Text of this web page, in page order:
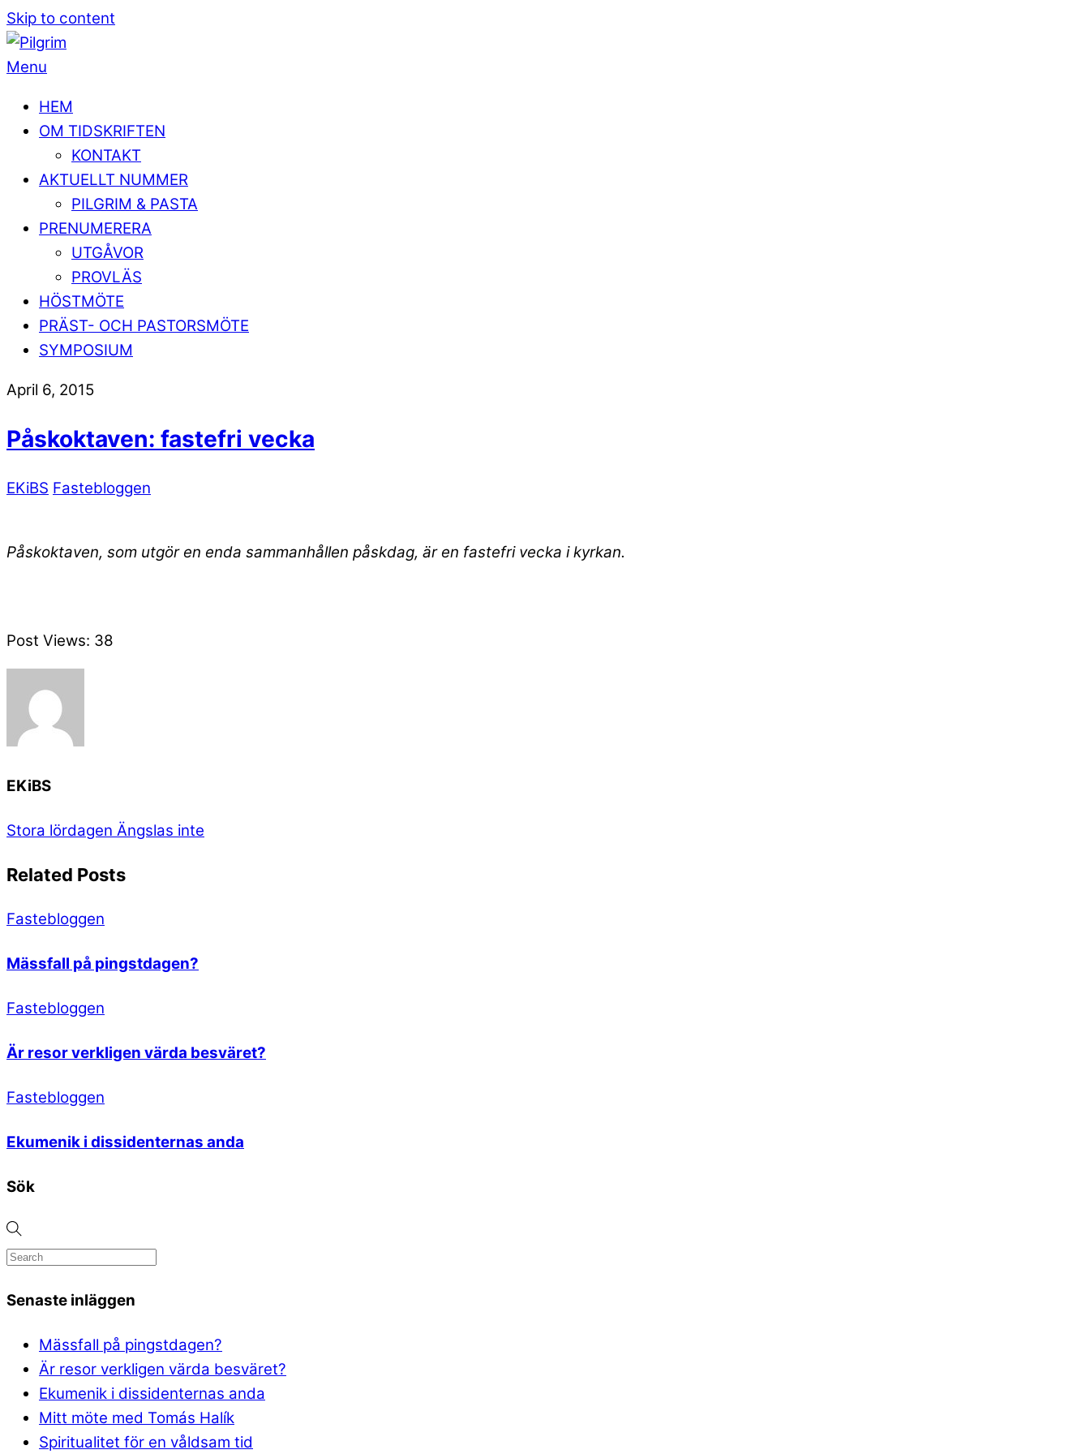
Skip to content
Menu
HEM
OM TIDSKRIFTEN
KONTAKT
AKTUELLT NUMMER
PILGRIM & PASTA
PRENUMERERA
UTGÅVOR
PROVLÄS
HÖSTMÖTE
PRÄST- OCH PASTORSMÖTE
SYMPOSIUM
April 6, 2015
Påskoktaven: fastefri vecka
EKiBS Fastebloggen
Påskoktaven, som utgör en enda sammanhållen påskdag, är en fastefri vecka i kyrkan.
Post Views: 38
EKiBS
Stora lördagen Ängslas inte
Related Posts
Fastebloggen
Mässfall på pingstdagen?
Fastebloggen
Är resor verkligen värda besväret?
Fastebloggen
Ekumenik i dissidenternas anda
Sök
Senaste inläggen
Mässfall på pingstdagen?
Är resor verkligen värda besväret?
Ekumenik i dissidenternas anda
Mitt möte med Tomás Halík
Spiritualitet för en våldsam tid